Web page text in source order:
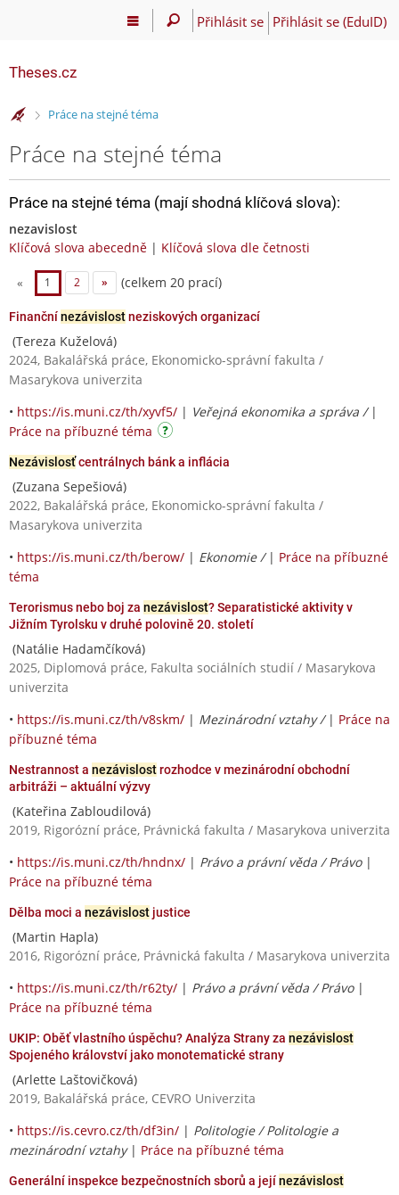
Přihlásit se Přihlásit se (EduID)
Theses.cz
>Práce na stejné téma
Práce na stejné téma
Práce na stejné téma (mají shodná klíčová slova):
nezavislost
Klíčová slova abecedně | Klíčová slova dle četnosti
« 1 2 » (celkem 20 prací)
Finančnínezávislostneziskových organizací
(Tereza Kuželová)
2024, Bakalářská práce, Ekonomicko-správní fakulta /
Masarykova univerzita
• https://is.muni.cz/th/xyvf5/ | Veřejná ekonomika a správa / |
Práce na příbuzné téma
Nezávislosťcentrálnych bánk a inflácia
(Zuzana Sepešiová)
2022, Bakalářská práce, Ekonomicko-správní fakulta /
Masarykova univerzita
• https://is.muni.cz/th/berow/ | Ekonomie / | Práce na příbuzné
téma
Terorismus nebo boj za nezávislost? Separatistické aktivity v
Jižním Tyrolsku v druhé polovině 20. století
(Natálie Hadamčíková)
2025, Diplomová práce, Fakulta sociálních studií / Masarykova
univerzita
• https://is.muni.cz/th/v8skm/ | Mezinárodní vztahy / | Práce na
příbuzné téma
Nestrannost a nezávislostrozhodce v mezinárodní obchodní
arbitráži – aktuální výzvy
(Kateřina Zabloudilová)
2019, Rigorózní práce, Právnická fakulta / Masarykova univerzita
• https://is.muni.cz/th/hndnx/ | Právo a právní věda / Právo|
Práce na příbuzné téma
Dělba moci a nezávislost justice
(Martin Hapla)
2016, Rigorózní práce, Právnická fakulta / Masarykova univerzita
• https://is.muni.cz/th/r62ty/ | Právo a právní věda / Právo|
Práce na příbuzné téma
UKIP: Oběť vlastního úspěchu? Analýza Strany za nezávislost
Spojeného království jako monotematické strany
(Arlette Laštovičková)
2019, Bakalářská práce, CEVRO Univerzita
• https://is.cevro.cz/th/df3in/ | Politologie / Politologie a
mezinárodní vztahy| Práce na příbuzné téma
Generální inspekce bezpečnostních sborů a jejínezávislost